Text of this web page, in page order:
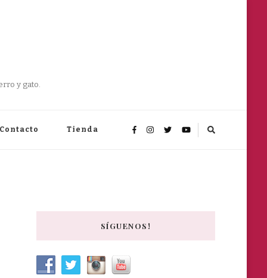
y gato.
Contacto Tienda
SÍGUENOS!